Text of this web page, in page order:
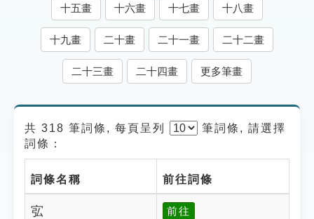
遊戲專區
教學應用
十五畫 十六畫 十七畫 十八畫
十九畫 二十畫 二十一畫 二十二畫
二十三畫 二十四畫 更多筆畫
共 318 筆詞條, 每頁呈列 筆詞條, 請選擇
詞條：
詞條名稱 前往詞條
宖 前往